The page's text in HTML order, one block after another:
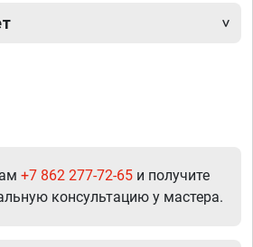
+7 862 277-72-65 и получите
консультацию у мастера.